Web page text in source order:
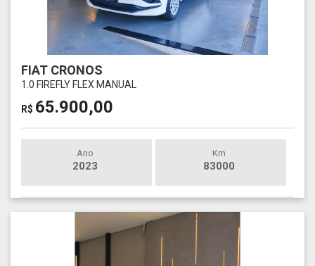
FIAT CRONOS
1.0 FIREFLY FLEX MANUAL
R$ 65.900,00
Ano
2023
Km
83000